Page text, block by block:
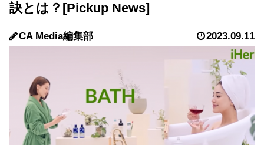
訣とは？
CA Media編集部 2023.09.11